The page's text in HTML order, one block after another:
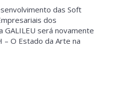
das Soft
dos
será novamente
– O Estado da Arte na